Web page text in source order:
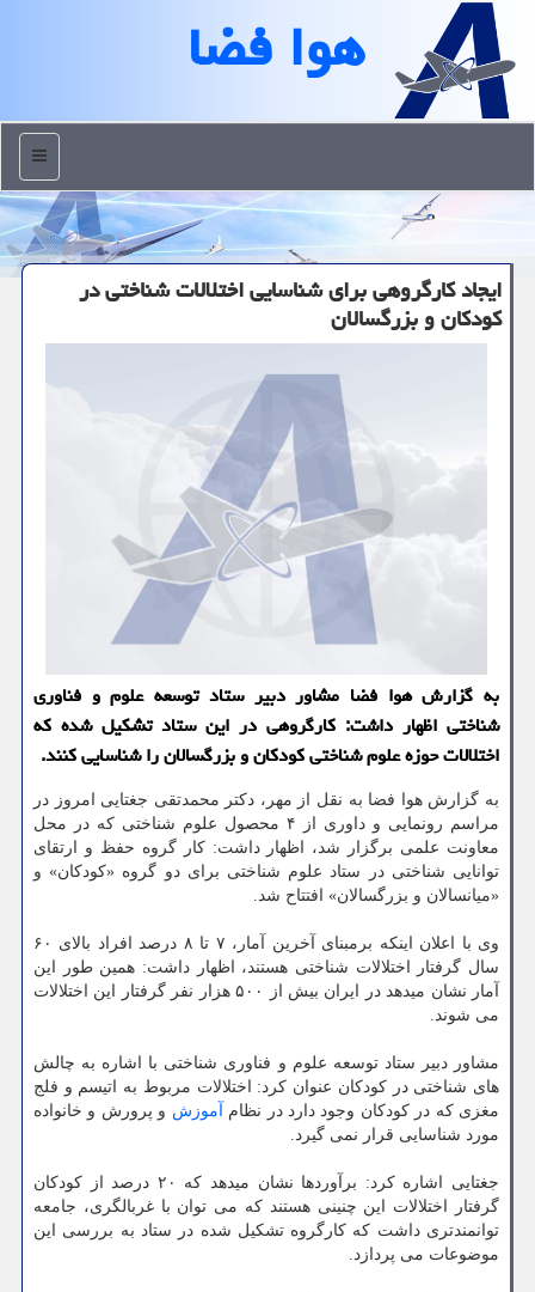
هوا فضا
منو
ایجاد کارگروهی برای شناسایی اختلالات شناختی در
کودکان و بزرگسالان
به گزارش هوا فضا مشاور دبیر ستاد توسعه علوم و فناوری
شناختی اظهار داشت: کارگروهی در این ستاد تشکیل شده که
اختلالات حوزه علوم شناختی کودکان و بزرگسالان را شناسایی کنند.
به گزارش هوا فضا به نقل از مهر، دکتر محمدتقی جغتایی امروز در
مراسم رونمایی و داوری از ۴ محصول علوم شناختی که در محل
معاونت علمی برگزار شد، اظهار داشت: کار گروه حفظ و ارتقای
توانایی شناختی در ستاد علوم شناختی برای دو گروه «کودکان» و
«میانسالان و بزرگسالان» افتتاح شد.
وی با اعلان اینکه برمبنای آخرین آمار، ۷ تا ۸ درصد افراد بالای ۶۰
سال گرفتار اختلالات شناختی هستند، اظهار داشت: همین طور این
آمار نشان میدهد در ایران بیش از ۵۰۰ هزار نفر گرفتار این اختلالات
می شوند.
مشاور دبیر ستاد توسعه علوم و فناوری شناختی با اشاره به چالش
های شناختی در کودکان عنوان کرد: اختلالات مربوط به اتیسم و فلج
مغزی که در کودکان وجود دارد در نظام
آموزش و پرورش و خانواده
مورد شناسایی قرار نمی گیرد.
جغتایی اشاره کرد: برآوردها نشان میدهد که ۲۰ درصد از کودکان
گرفتار اختلالات این چنینی هستند که می توان با غربالگری، جامعه
توانمندتری داشت که کارگروه تشکیل شده در ستاد به بررسی این
موضوعات می پردازد.